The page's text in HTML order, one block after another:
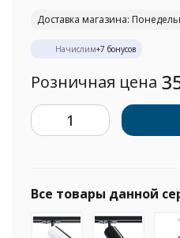
Доставка магазина:
Начислим+7 бонусов
Розничная цена
Все товары данной